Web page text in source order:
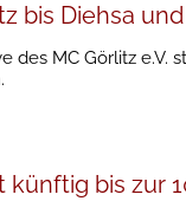
bis Diehsa
des MC Görlitz e.V.
bis zur